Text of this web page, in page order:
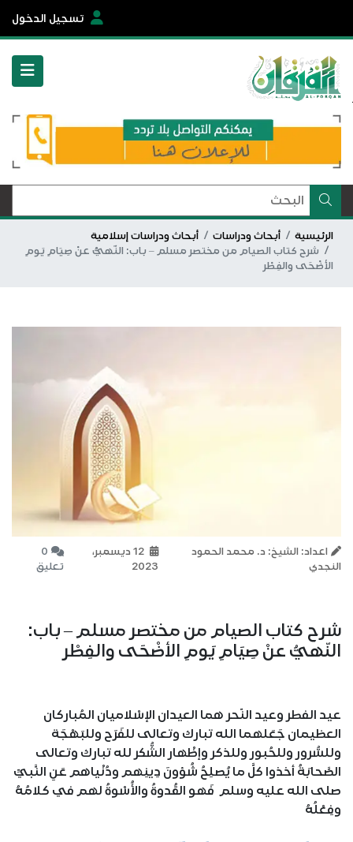
تسجيل الدخول
الرئيسية أبحاث ودراسات
أبحاث ودراسات إسلامية
شرح كتاب الصيام من مختصر مسلم – باب: النّهيُّ عنْ صِيَامِ يَومِ
الأضْحَى والفِطْر
اعداد: الشيخ: د. محمد الحمود
النجدي
12 ديسمبر،
2023
0
تعليق
شرح كتاب الصيام من مختصر مسلم – باب:
النّهيُّ عنْ صِيَامِ يَومِ الأضْحَى والفِطْر
عيد الفطر وعيد النّحر هما العيدان الإسْلاميان المُباركان
العظيمان جَعَلهما الله تبارك وتعالى للفَرَح وللبَهْجَة
وللسُّرور وللحُبور وللذكر وإظْهار الشُّكر لله تبارك وتعالى
الصَّحابَةُ أخذوا كلَّ ما يُصلِحُ شُؤونَ دِينِهم ودُنْياهم عَنِ النَّبيِّ
صلى الله عليه وسلم فَهو القُدوةُ والأُسْوةُ لهم في كلامُهُ
وفِعْلُهُ